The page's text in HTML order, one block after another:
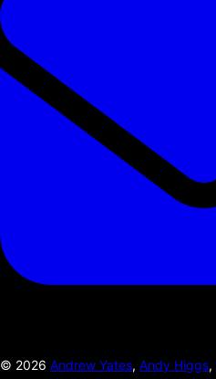
© 2026 Andrew Yates, Andy Higgs,